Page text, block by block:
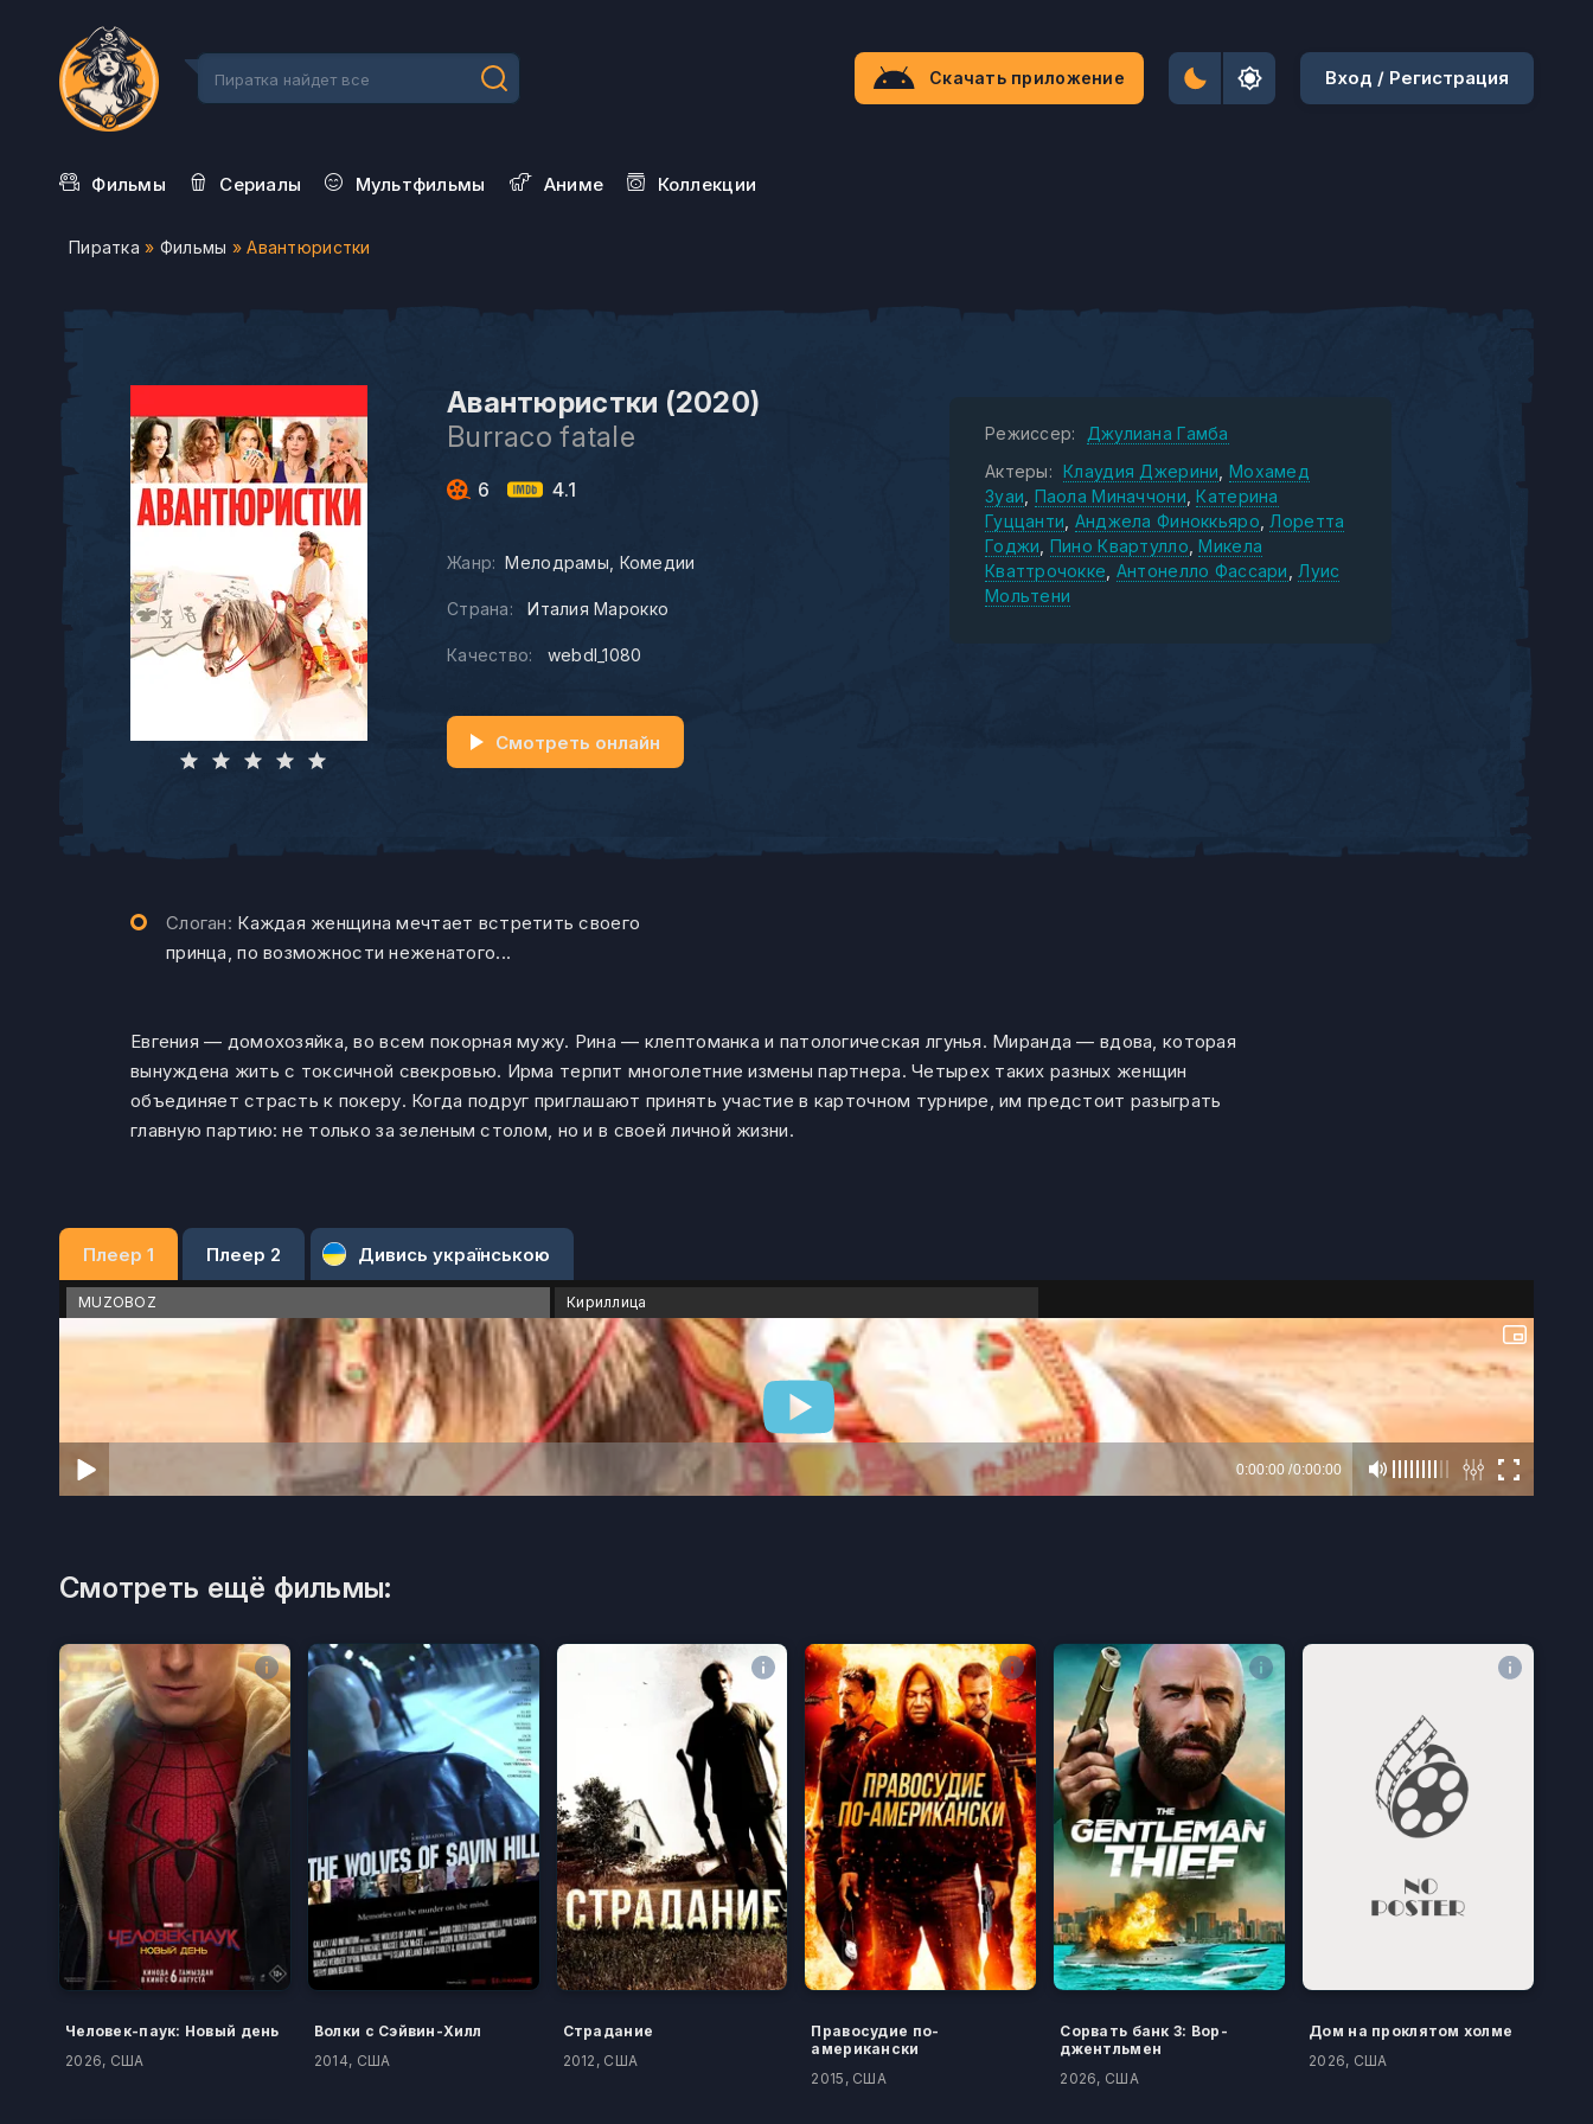
Скачать приложение Вход / Регистрация
Фильмы Сериалы Мультфильмы Aниме Коллекции
Пиратка » Фильмы » Авантюристки
Авантюристки (2020)
Burraco fatale
6 4.1
Жанр: Мелодрамы Комедии
Страна: Италия Марокко
Качество: webdl_1080
Смотреть онлайн
Режиссер:
Джулиана Гамба
Актеры:
Клаудия Джерини Мохамед
Зуаи Паола Миначчони Катерина
Гуццанти Анджела Финоккьяро Лоретта
Годжи Пино Квартулло Микела
Кваттрочокке Антонелло Фассари
Луис
Мольтени
Слоган: Каждая женщина мечтает встретить своего
принца, по возможности неженатого...
Евгения — домохозяйка, во всем покорная мужу. Рина — клептоманка и патологическая лгунья. Миранда — вдова, которая
вынуждена жить с токсичной свекровью. Ирма терпит многолетние измены партнера. Четырех таких разных женщин
объединяет страсть к покеру. Когда подруг приглашают принять участие в карточном турнире, им предстоит разыграть
главную партию: не только за зеленым столом, но и в своей личной жизни.
Плеер 1 Плеер 2 Дивись українською
MUZOBOZ Кириллица
Смотреть ещё фильмы:
Человек-паук: Новый день
2026, США
Волки с Сэйвин-Хилл
2014, США
Страдание
2012, США
Правосудие по-
американски
2015, США
Сорвать банк 3: Вор-
джентльмен
2026, США
Дом на проклятом холме
2026, США